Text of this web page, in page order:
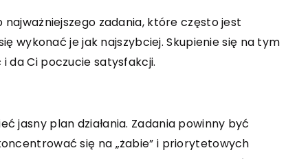
zadania, które często jest
wykonać je jak najszybciej. Skupienie się na tym
da Ci poczucie satysfakcji.
jasny plan działania. Zadania powinny być
się na „żabie” i priorytetowych
operatora
korzyści
w tym lepsze
najważniejszych suplementów na
do sukcesu sportowego. Zrozum, jakie
korzyści przynoszą i jak różnią się.